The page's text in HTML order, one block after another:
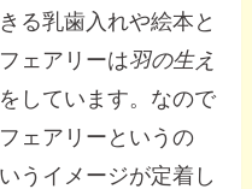
る乳歯入れや絵本と
ェアリーは羽の生え
しています。なので
ェアリーというの
うイメージが定着し